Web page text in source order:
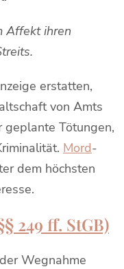
Affekt ihren
erstatten,
von Amts
Tötungen,
Mord-
dem höchsten
249 ff. StGB)
Wegnahme